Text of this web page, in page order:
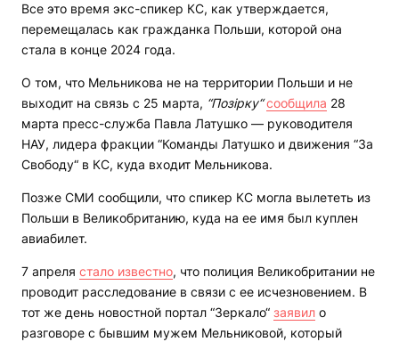
Все это время экс-спикер КС, как утверждается,
перемещалась как гражданка Польши, которой она
стала в конце 2024 года.
О том, что Мельникова не на территории Польши и не
выходит на связь с 25 марта, “Позірку“ сообщила 28
марта пресс-служба Павла Латушко — руководителя
НАУ, лидера фракции “Команды Латушко и движения “За
Свободу“ в КС, куда входит Мельникова.
Позже СМИ сообщили, что спикер КС могла вылететь из
Польши в Великобританию, куда на ее имя был куплен
авиабилет.
7 апреля стало известно, что полиция Великобритании не
проводит расследование в связи с ее исчезновением. В
тот же день новостной портал “Зеркало“ заявил о
разговоре с бывшим мужем Мельниковой, который